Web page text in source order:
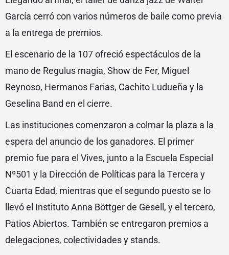
García cerró con varios números de baile como previa
a la entrega de premios.
El escenario de la 107 ofreció espectáculos de la
mano de Regulus magia, Show de Fer, Miguel
Reynoso, Hermanos Farias, Cachito Ludueña y la
Geselina Band en el cierre.
Las instituciones comenzaron a colmar la plaza a la
espera del anuncio de los ganadores. El primer
premio fue para el Vives, junto a la Escuela Especial
Nº501 y la Dirección de Políticas para la Tercera y
Cuarta Edad, mientras que el segundo puesto se lo
llevó el Instituto Anna Böttger de Gesell, y el tercero,
Patios Abiertos. También se entregaron premios a
delegaciones, colectividades y stands.